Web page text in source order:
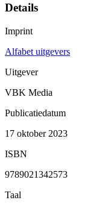
Details
Imprint
Alfabet uitgevers
Uitgever
VBK Media
Publicatiedatum
17 oktober 2023
ISBN
9789021342573
Taal